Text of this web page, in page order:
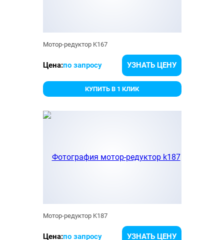
Мотор-редуктор K167
Цена:по запросу УЗНАТЬ ЦЕНУ
КУПИТЬ В 1 КЛИК
Мотор-редуктор K187
Цена:по запросу УЗНАТЬ ЦЕНУ